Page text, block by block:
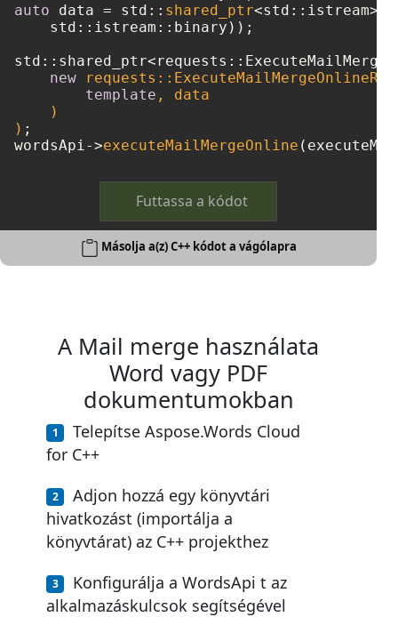
auto data = std:: shared_ptr<std::istream>(
    std::istream::binary));
new
template , data
    )
) ;
wordsApi->executeMailMergeOnline
Futtassa a kódot
Másolja a(z) C++ kódot a vágólapra
A Mail merge használata
Word vagy PDF
dokumentumokban
Telepítse Aspose.Words Cloud
for C++
Adjon hozzá egy könyvtári
hivatkozást (importálja a
könyvtárat) az C++ projekthez
Konfigurálja a WordsApi t az
alkalmazáskulcsok segítségével